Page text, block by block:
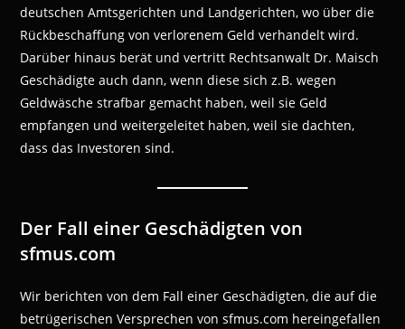
deutschen Amtsgerichten und Landgerichten, wo über die
Rückbeschaffung von verlorenem Geld verhandelt wird.
Darüber hinaus berät und vertritt Rechtsanwalt Dr. Maisch
Geschädigte auch dann, wenn diese sich z.B. wegen
Geldwäsche strafbar gemacht haben, weil sie Geld
empfangen und weitergeleitet haben, weil sie dachten,
dass das Investoren sind.
Der Fall einer Geschädigten von
sfmus.com
Wir berichten von dem Fall einer Geschädigten, die auf die
betrügerischen Versprechen von sfmus.com hereingefallen